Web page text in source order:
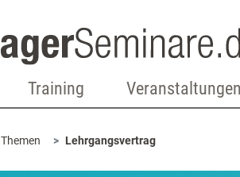
Training Veranstaltungen
Themen Lehrgangsvertrag